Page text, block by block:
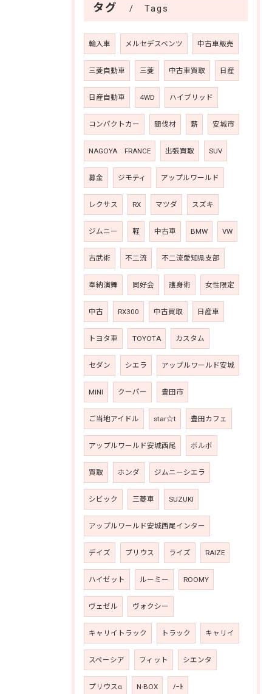
タグ Tags
輸入車 メルセデスベンツ 中古車販売
三菱自動車 三菱 中古車買取 日産
日産自動車 4WD ハイブリッド
コンパクトカー 間伐材 薪 安城市
NAGOYA FRANCE 出張買取 SUV
募金 ジモティ アップルワールド
レクサス RX マツダ スズキ
ジムニー 軽 中古車 BMW VW
古武術 不二流 不二流愛知県支部
奉納演舞 同好会 護身術 女性限定
中古 RX300 中古買取 日産車
トヨタ車 TOYOTA カスタム
セダン シエラ アップルワールド安城
MINI クーパー 豊田市
ご当地アイドル star☆t 豊田カフェ
アップルワールド安城西尾 ボルボ
買取 ホンダ ジムニーシエラ
シビック 三菱車 SUZUKI
アップルワールド安城西尾インター
デイズ プリウス ライズ RAIZE
ハイゼット ルーミー ROOMY
ヴェゼル ヴォクシー
キャリイトラック トラック キャリイ
スペーシア フィット シエンタ
プリウスα N-BOX ﾉｰﾄ